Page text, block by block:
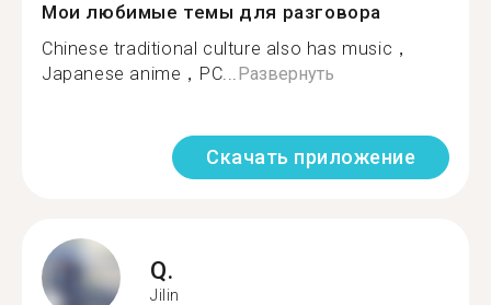
Мои любимые темы для разговора
Chinese traditional culture also has music，
Japanese anime，PC...Развернуть
Скачать приложение
Q.
Jilin